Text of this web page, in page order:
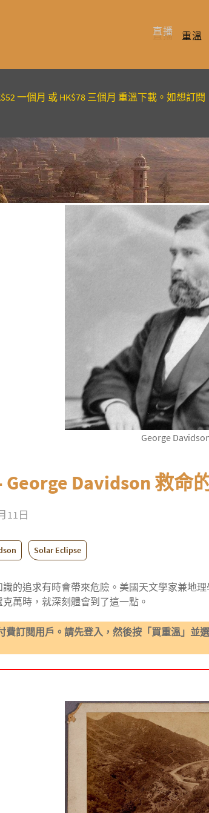
直播 重溫
一個月 或 HK$78 三個月 重溫下載。如想訂
George
George Davidson 救命
11日
Solar Eclipse
的追求有時會帶來危險。美國天文學家兼地
萬時，就深刻體會到了這一點。
費訂閱用戶。請先登入，然後按「買重溫」並